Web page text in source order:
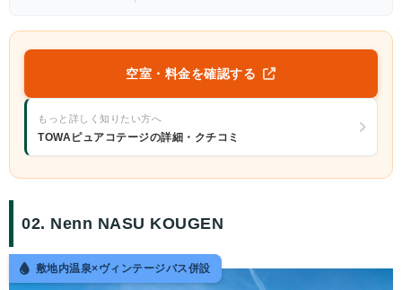
空室・料金を確認する
もっと詳しく知りたい方へ
TOWAピュアコテージの詳細・クチコミ
02. Nenn NASU KOUGEN
敷地内温泉×ヴィンテージバス併設